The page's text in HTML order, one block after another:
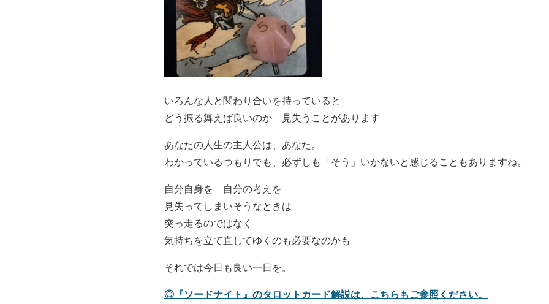
いろんな人と関わり合いを持っていると
どう振る舞えば良いのか 見失うことがあります
あなたの人生の主人公は、あなた。
わかっているつもりでも、必ずしも「そう」いかないと感じることもありますね。
自分自身を 自分の考えを
見失ってしまいそうなときは
突っ走るのではなく
気持ちを立て直してゆくのも必要なのかも
それでは今日も良い一日を。
◎『ソードナイト』のタロットカード解説は、こちらもご参照ください。